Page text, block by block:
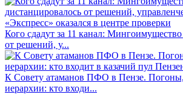
Кого сдадут за 11 канал:
от решений, у...
К Совету атаманов ПФО в Пензе.
иерархии: кто входи...